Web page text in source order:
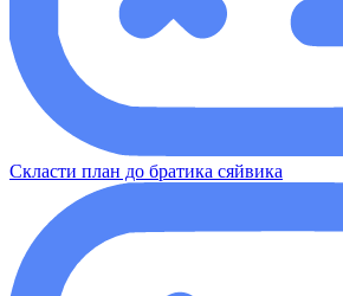
Скласти план до братика сяйвика